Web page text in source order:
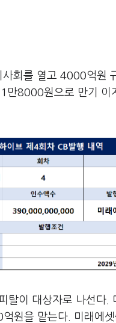
회를 열고 4000억원
만8000원으로 만기
탈이 대상자로 나선다
원을 맡는다. 미래에